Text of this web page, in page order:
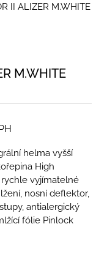
II ALIZER M.WHITE
M.WHITE
helma vyšší
High
rychle vyjímatelné
nosní deflektor,
antialergický
fólie Pinlock